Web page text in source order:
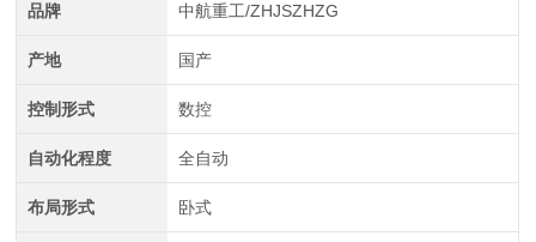
品牌 中航重工/ZHJSZHZG
产地 国产
控制形式 数控
自动化程度 全自动
布局形式 卧式